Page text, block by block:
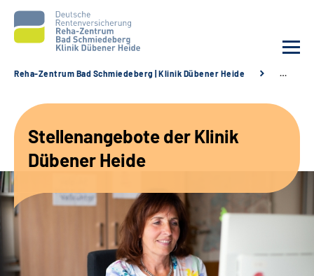
Unsere Angebote
Karriere
Sozialdienste & Zuweisende
Reha-Zentrum Bad Schmiedeberg | Klinik Dübener Heide …
Stellenangebote der Klinik
Dübener Heide